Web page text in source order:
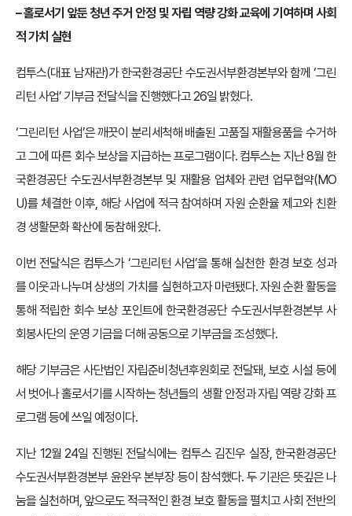
–홀로서기 앞둔 청년 주거 안정 및 자립 역량 강화 교육에 기여하며 사회
적 가치 실현
컴투스(대표 남재관)가 한국환경공단 수도권서부환경본부와 함께 ‘그린
리턴 사업’ 기부금 전달식을 진행했다고 26일 밝혔다.
‘그린리턴 사업’은 깨끗이 분리세척해 배출된 고품질 재활용품을 수거하
고 그에 따른 회수 보상을 지급하는 프로그램이다. 컴투스는 지난 8월 한
국환경공단 수도권서부환경본부 및 재활용 업체와 관련 업무협약(MO
U)를 체결한 이후, 해당 사업에 적극 참여하며 자원 순환율 제고와 친환
경 생활문화 확산에 동참해 왔다.
이번 전달식은 컴투스가 ‘그린리턴 사업’을 통해 실천한 환경 보호 성과
를 이웃과 나누며 상생의 가치를 실현하고자 마련됐다. 자원 순환 활동을
통해 적립한 회수 보상 포인트에 한국환경공단 수도권서부환경본부 사
회봉사단의 운영 기금을 더해 공동으로 기부금을 조성했다.
해당 기부금은 사단법인 자립준비청년후원회로 전달돼, 보호 시설 등에
서 벗어나 홀로서기를 시작하는 청년들의 생활 안정과 자립 역량 강화 프
로그램 등에 쓰일 예정이다.
지난 12월 24일 진행된 전달식에는 컴투스 김진우 실장, 한국환경공단
수도권서부환경본부 윤완우 본부장 등이 참석했다. 두 기관은 뜻깊은 나
눔을 실천하며, 앞으로도 적극적인 환경 보호 활동을 펼치고 사회 전반의